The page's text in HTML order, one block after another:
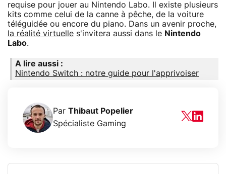
requise pour jouer au Nintendo Labo. Il existe plusieurs
kits comme celui de la canne à pêche, de la voiture
téléguidée ou encore du piano. Dans un avenir proche,
la réalité virtuelle s'invitera aussi dans le Nintendo
Labo.
A lire aussi :
Nintendo Switch : notre guide pour l'apprivoiser
Par Thibaut Popelier
Spécialiste Gaming